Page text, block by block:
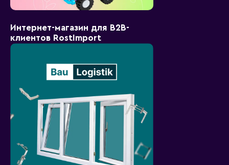
Интернет-магазин для B2B-
клиентов RostImport